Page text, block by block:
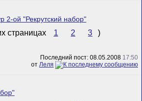
2-ой "Рекрутский набор"
1 2 3 )
Последний пост: 08.05.2008 17:50
от Леля